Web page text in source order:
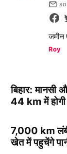
जमीन
Roy
बिहार: मानसी
44 km में होगी
7,000 km
खेत में पहुचेंगे